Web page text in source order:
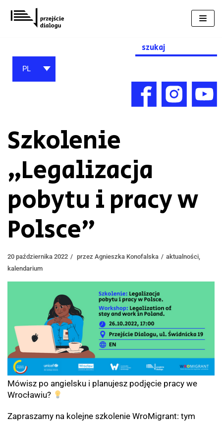
Przejdź
do
Search
for:
PL
Szkolenie
„Legalizacja
pobytu i pracy w
Polsce”
20 października 2022 przez Agnieszka Konofalska aktualności
kalendarium
Mówisz po angielsku i planujesz podjęcie pracy we
Wrocławiu?
Zapraszamy na kolejne szkolenie WroMigrant: tym